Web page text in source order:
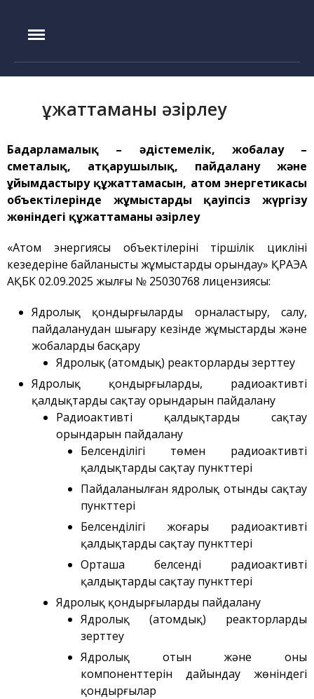
Басты бет
Басшылық
ИГР реакторы
ИВГ.1М реакторы
Токамак КТМ
ЛАВА-Б қондырғысы
ВИКА қондырғысы
ВЧГ-135 стенді
Плазмалық-шоқты
Кешендер
Жұмыстардың бағыты
Атом энергетикасын
дамыту
Термоядролық
зерттеуілері
мониторингі
конверсиялау
Сутекті энергетика
Жаңалықтар
Жарияланымдармен
өнертабыстар
Хабарландырулар
Антитеррор
IAE.KZ
Құжаттаманы әзірлеу
Бағдарламалық – әдістемелік, жобалау
–
сметалық, атқарушылық, пайдалану және
ұйымдастыру құжаттамасын, атом энергетикасы
объектілерінде жұмыстарды қауіпсіз жүргізу
жөніндегі құжаттаманы әзірлеу
«Атом энергиясы объектілерінің тіршілік циклінің
кезеңдеріне байланысты жұмыстарды орындау» ҚРАЭА
АҚБК 02.09.2025 жылғы № 25030768 лицензиясы:
Ядролық қондырғыларды орналастыру, салу,
пайдаланудан шығару кезінде жұмыстарды және
жобаларды басқару
Ядролық (атомдық) реакторларды зерттеу
Ядролық қондырғыларды, радиоактивті
қалдықтарды сақтау орындарын пайдалану
Радиоактивті қалдықтарды сақтау
орындарын пайдалану
Белсенділігі төмен радиоактивті
қалдықтарды сақтау пункттері
Пайдаланылған ядролық отынды сақтау
пункттері
Белсенділігі жоғары радиоактивті
қалдықтарды сақтау пункттері
Орташа белсенді радиоактивті
қалдықтарды сақтау пункттері
Ядролық қондырғыларды пайдалану
Ядролық (атомдық) реакторларды
зерттеу
Ядролық отын және оның
компоненттерін дайындау жөніндегі
қондырғылар